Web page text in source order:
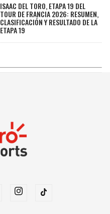
ISAAC DEL TORO, ETAPA 19 DEL
TOUR DE FRANCIA 2026: RESUMEN,
CLASIFICACIÓN Y RESULTADO DE LA
ETAPA 19